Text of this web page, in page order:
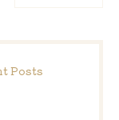
Posts